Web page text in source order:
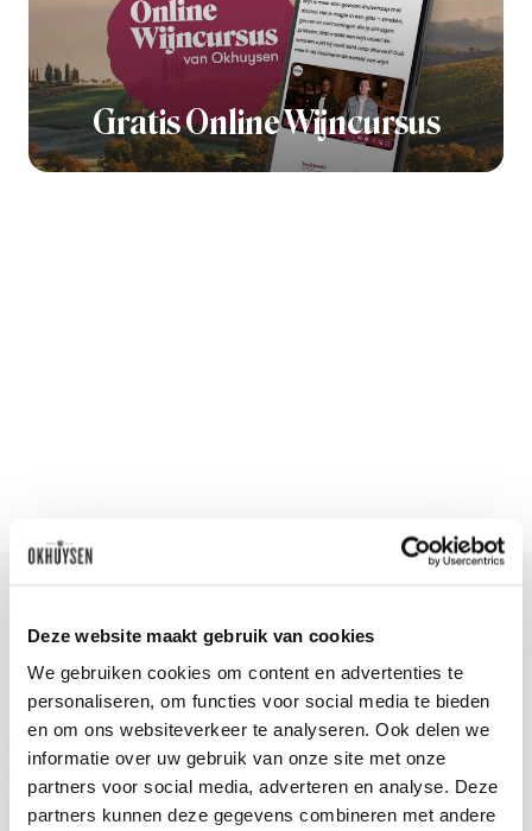
Deze website maakt gebruik van cookies
We gebruiken cookies om content en advertenties te
personaliseren, om functies voor social media te bieden
en om ons websiteverkeer te analyseren. Ook delen we
informatie over uw gebruik van onze site met onze
partners voor social media, adverteren en analyse. Deze
partners kunnen deze gegevens combineren met andere
Gratis Online Wijncursus
Blijf op de hoogte
Ontvang het laatste wijnnieuws, proeverijen en
evenementen
E-mailadres